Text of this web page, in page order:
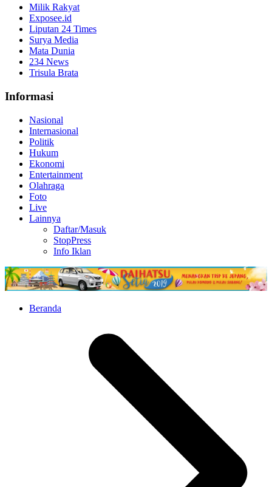
Milik Rakyat
Exposee.id
Liputan 24 Times
Surya Media
Mata Dunia
234 News
Trisula Brata
Informasi
Nasional
Internasional
Politik
Hukum
Ekonomi
Entertainment
Olahraga
Foto
Live
Lainnya
Daftar/Masuk
StopPress
Info Iklan
Beranda